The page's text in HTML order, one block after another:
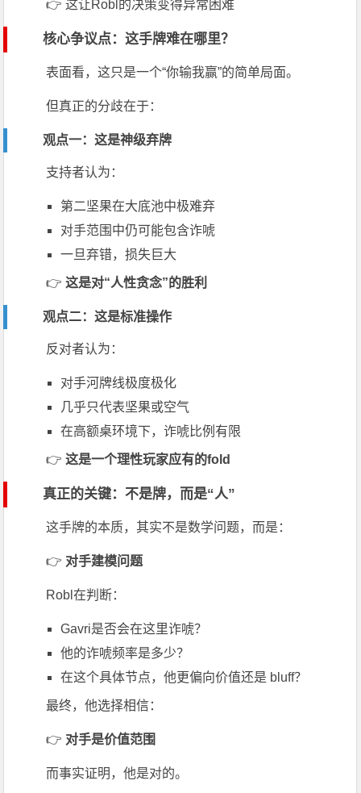
👉 这让Robl的决策变得异常困难
核心争议点：这手牌难在哪里？
表面看，这只是一个“你输我赢”的简单局面。
但真正的分歧在于：
观点一：这是神级弃牌
支持者认为：
第二坚果在大底池中极难弃
对手范围中仍可能包含诈唬
一旦弃错，损失巨大
👉这是对“人性贪念”的胜利
观点二：这是标准操作
反对者认为：
对手河牌线极度极化
几乎只代表坚果或空气
在高额桌环境下，诈唬比例有限
👉这是一个理性玩家应有的fold
真正的关键：不是牌，而是“人”
这手牌的本质，其实不是数学问题，而是：
👉 对手建模问题
Robl在判断：
Gavri是否会在这里诈唬？
他的诈唬频率是多少？
在这个具体节点，他更偏向价值还是 bluff？
最终，他选择相信：
👉 对手是价值范围
而事实证明，他是对的。